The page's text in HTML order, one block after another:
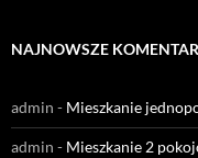
NAJNOWSZE
admin - Mieszkanie
admin - Mieszkanie 2